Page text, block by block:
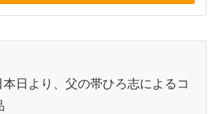
日より、父の帯ひろ志によるコ